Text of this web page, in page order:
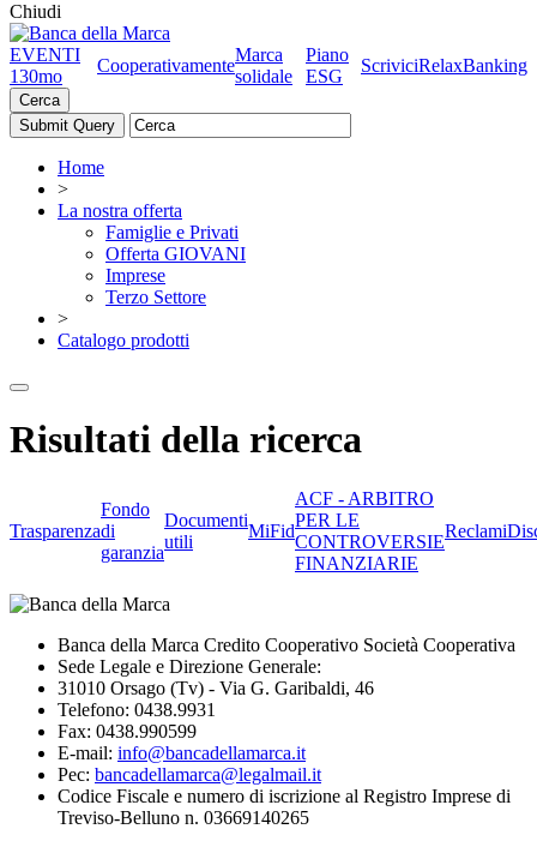
Chiudi
EVENTI
130mo
Cooperativamente
Marca
solidale
Piano
ESG
ScriviciRelaxBanking
Cerca
Home
>
La nostra offerta
Famiglie e Privati
Offerta GIOVANI
Imprese
Terzo Settore
>
Catalogo prodotti
Risultati della ricerca
Trasparenza
Fondo
di
garanzia
Documenti
utili
MiFid
ACF - ARBITRO
PER LE
CONTROVERSIE
FINANZIARIE
Reclami
Banca della Marca Credito Cooperativo Società Cooperativa
Sede Legale e Direzione Generale:
31010 Orsago (Tv) - Via G. Garibaldi, 46
Telefono: 0438.9931
Fax: 0438.990599
E-mail: info@bancadellamarca.it
Pec: bancadellamarca@legalmail.it
Codice Fiscale e numero di iscrizione al Registro Imprese di
Treviso-Belluno n. 03669140265